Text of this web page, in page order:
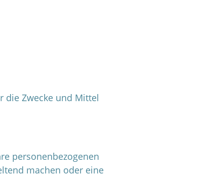
die Zwecke und Mittel
personenbezogenen
machen oder eine